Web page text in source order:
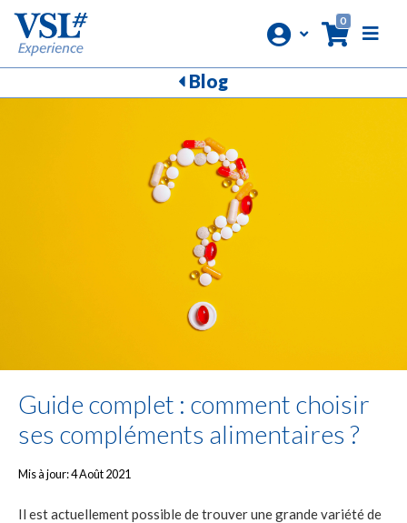
0
Blog
Guide complet : comment choisir
ses compléments alimentaires ?
Mis à jour: 4 Août 2021
Il est actuellement possible de trouver une grande variété de